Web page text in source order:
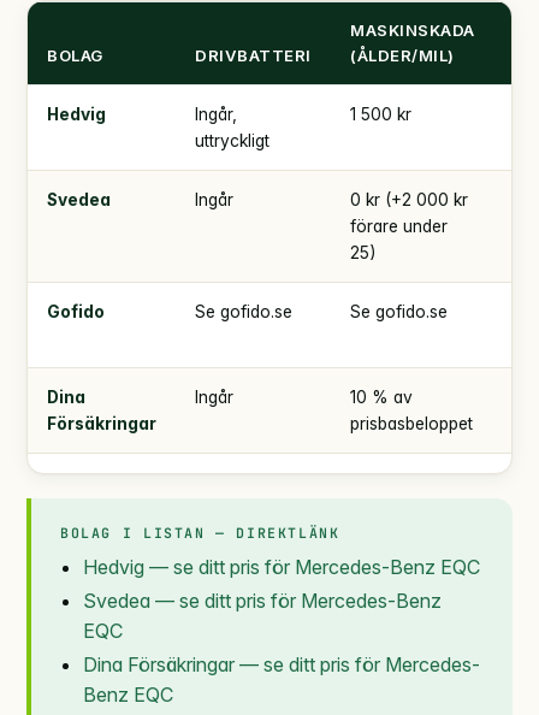
BOLAG DRIVBATTERI
MASKINSKADA
(ÅLDER/MIL)
Hedvig
Ingår,
uttryckligt
1 500 kr
Svedea Ingår
0 kr (+2 000 kr
förare under
25)
Gofido Se gofido.se Se gofido.se
Dina
Försäkringar
Ingår
10 % av
prisbasbeloppet
BOLAG I LISTAN — DIREKTLÄNK
Hedvig — se ditt pris för Mercedes-Benz EQC
Svedea — se ditt pris för Mercedes-Benz
EQC
Dina Försäkringar — se ditt pris för Mercedes-
Benz EQC